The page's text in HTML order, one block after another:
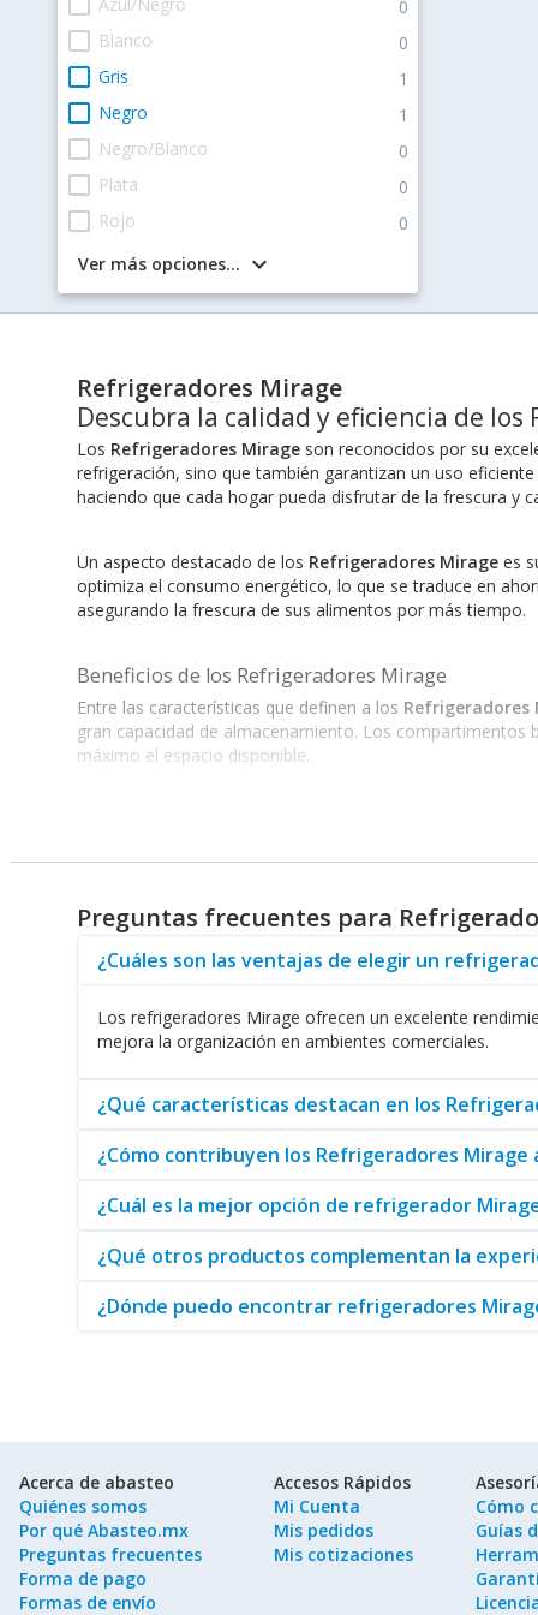
0
check_box_outline_blank Blanco 0
check_box_outline_blank Gris 1
check_box_outline_blank Negro 1
check_box_outline_blank Negro/Blanco 0
check_box_outline_blank Plata 0
check_box_outline_blank Rojo 0
keyboard_arrow_down
Ver más opciones...
Refrigeradores Mirage
Descubra la calidad y eficiencia de
Los Refrigeradores Mirageson reconocidos por su
refrigeración, sino que también garantizan un uso
haciendo que cada hogar pueda disfrutar de la frescura y
Un aspecto destacado de los Refrigeradores Miragees
optimiza el consumo energético, lo que se traduce en
asegurando la frescura de sus alimentos por más tiempo.
Beneficios de los Refrigeradores Mirage
Entre las características que definen a los Refrigeradores
gran capacidad de almacenamiento. Los
máximo el espacio disponible.
,
AcondicionadosMirage son perfectos para mantener un
La versatilidad también se extiende a losRefrigeradores
usuarios pueden disfrutar de agua fresca y fría en
losDispensadores de Agua, que cumplen con un alto
Por último, si usted busca un proveedor que ofrezca
Preguntas frecuentes para
¿Cuáles son las ventajas de elegir un
Los refrigeradores Mirage ofrecen un excelente
mejora la organización en ambientes comerciales.
¿Qué características destacan en los
¿Cómo contribuyen los Refrigeradores Mirage
¿Cuál es la mejor opción de refrigerador
¿Qué otros productos complementan la
¿Dónde puedo encontrar refrigeradores
Acerca de abasteo
Quiénes somos
Por qué Abasteo.mx
Preguntas frecuentes
Forma de pago
Formas de envío
Accesos Rápidos
Mi Cuenta
Mis pedidos
Mis cotizaciones
Cómo
Guías